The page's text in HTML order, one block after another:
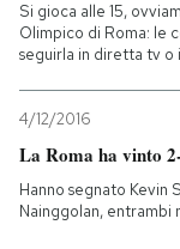
Sport
PODCAST
NEWSLETTER
Si gioca alle 15,
Olimpico di Roma: le
seguirla in diretta tv o
4/12/2016
La Roma ha vinto
Hanno segnato Kevin
Nainggolan, entrambi